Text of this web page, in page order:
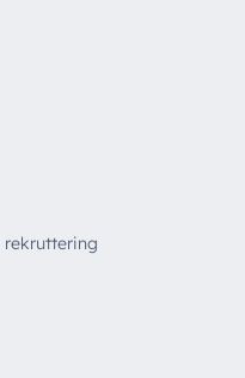
rekruttering